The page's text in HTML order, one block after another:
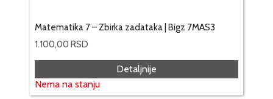
Matematika 7 – Zbirka zadataka | Bigz 7MAS3
1.100,00 RSD
Detaljnije
Nema na stanju